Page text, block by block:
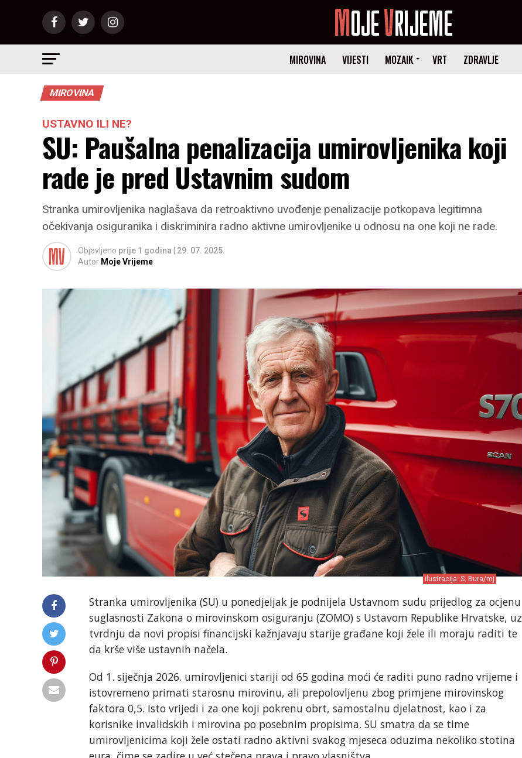
MIROVINA VIJESTI MOZAIK VRT ZDRAVLJE
MIROVINA
USTAVNO ILI NE?
SU: Paušalna penalizacija umirovljenika koji
rade je pred Ustavnim sudom
Stranka umirovljenika naglašava da retroaktivno uvođenje penalizacije potkopava legitimna
očekivanja osiguranika i diskriminira radno aktivne umirovljenike u odnosu na one koji ne rade.
Objavljeno prije 1 godina
29. 07. 2025.
Autor Moje Vrijeme
ilustracija: S. Bura/mj
Stranka umirovljenika (SU) u ponedjeljak je podnijela Ustavnom sudu prijedlog za ocjenu
suglasnosti Zakona o mirovinskom osiguranju (ZOMO) s Ustavom Republike Hrvatske, uz
tvrdnju da novi propisi financijski kažnjavaju starije građane koji žele ili moraju raditi te
da krše više ustavnih načela.
Od 1. siječnja 2026. umirovljenici stariji od 65 godina moći će raditi puno radno vrijeme i
istovremeno primati starosnu mirovinu, ali prepolovljenu zbog primjene mirovinskog
faktora 0,5. Isto vrijedi i za one koji pokrenu obrt, samostalnu djelatnost, kao i za
korisnike invalidskih i mirovina po posebnim propisima. SU smatra da se time
umirovljenicima koji žele ostati radno aktivni svakog mjeseca oduzima nekoliko stotina